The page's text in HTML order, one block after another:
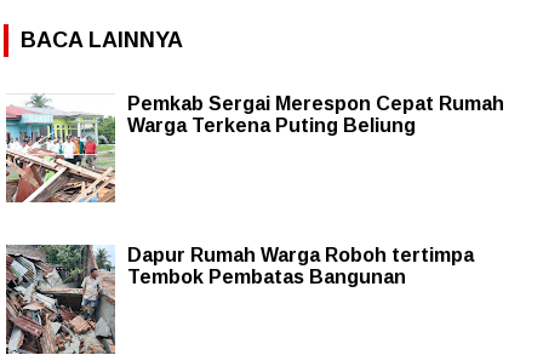
BACA LAINNYA
Pemkab Sergai Merespon Cepat Rumah
Warga Terkena Puting Beliung
Dapur Rumah Warga Roboh tertimpa
Tembok Pembatas Bangunan